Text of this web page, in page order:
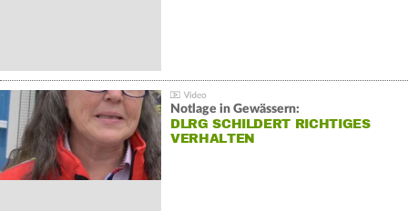
Notlage in Gewässern:
DLRG SCHILDERT RICHTIGES
VERHALTEN